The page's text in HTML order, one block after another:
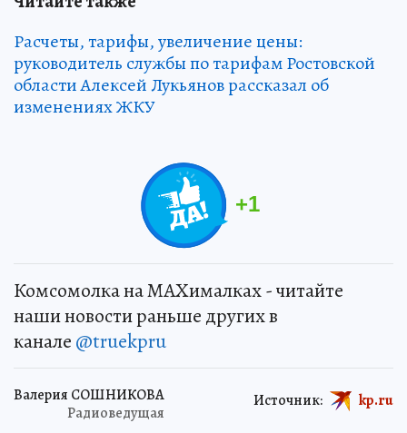
Расчеты, тарифы, увеличение цены:
руководитель службы по тарифам Ростовской
области Алексей Лукьянов рассказал об
изменениях ЖКУ
+1
Комсомолка на MAXималках - читайте
наши новости раньше других в
канале @truekpru
Валерия СОШНИКОВА
Радиоведущая
Источник: kp.ru